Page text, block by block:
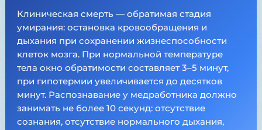
Клиническая смерть — обратимая стадия
умирания: остановка кровообращения и
дыхания при сохранении жизнеспособности
клеток мозга. При нормальной температуре
тела окно обратимости составляет 3–5 минут,
при гипотермии увеличивается до десятков
минут. Распознавание у медработника должно
занимать не более 10 секунд: отсутствие
сознания, отсутствие нормального дыхания,